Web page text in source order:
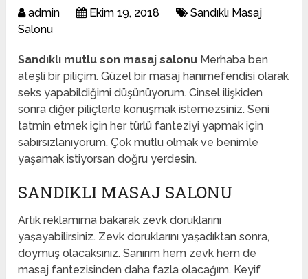
admin Ekim 19, 2018
Sandıklı Masaj
Salonu
Sandıklı mutlu son masaj salonu Merhaba ben
ateşli bir piliçim. Güzel bir masaj hanımefendisi olarak
seks yapabildiğimi düşünüyorum. Cinsel ilişkiden
sonra diğer piliçlerle konuşmak istemezsiniz. Seni
tatmin etmek için her türlü fanteziyi yapmak için
sabırsızlanıyorum. Çok mutlu olmak ve benimle
yaşamak istiyorsan doğru yerdesin.
SANDIKLI MASAJ SALONU
Artık reklamıma bakarak zevk doruklarını
yaşayabilirsiniz. Zevk doruklarını yaşadıktan sonra,
doymuş olacaksınız. Sanırım hem zevk hem de
masaj fantezisinden daha fazla olacağım. Keyif